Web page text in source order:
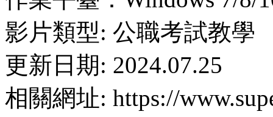
影片類型: 公職考試教學
更新日期: 2024.07.25
相關網址: https://